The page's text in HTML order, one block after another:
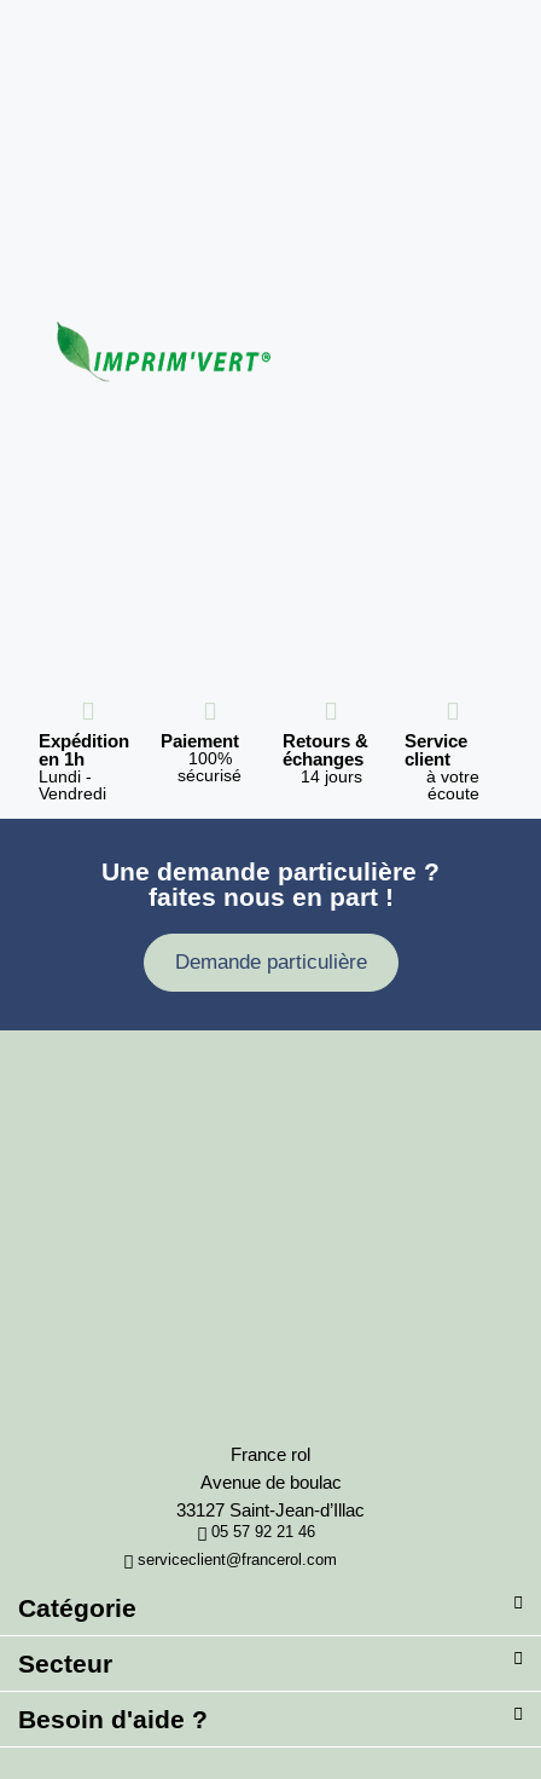
Expédition
en 1h
Lundi -
Vendredi
Paiement
100%
sécurisé
Retours &
échanges
14 jours
Service
client
à votre
écoute
Une demande particulière ?
faites nous en part !
Demande particulière
France rol
Avenue de boulac
33127 Saint-Jean-d’Illac
05 57 92 21 46
serviceclient@francerol.com
Catégorie
Secteur
Besoin d'aide ?